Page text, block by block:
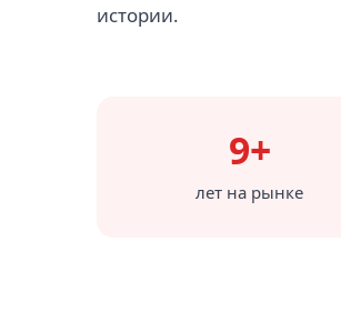
истории.
9+
лет на рынке